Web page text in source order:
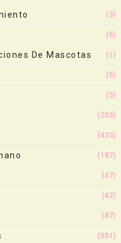
(3)
(6)
De Mascotas (1)
(5)
(5)
(203)
(433)
(187)
(47)
(42)
(87)
(551)